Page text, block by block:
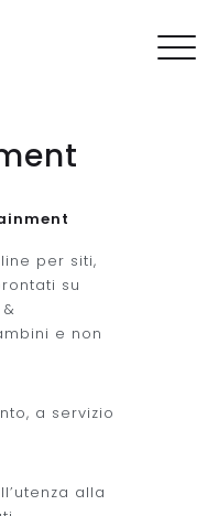
per siti,
su
e non
a servizio
alla